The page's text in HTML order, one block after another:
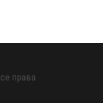
права